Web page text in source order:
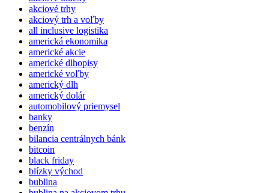
akciové trhy
akciový trh a voľby
all inclusive logistika
americká ekonomika
americké akcie
americké dlhopisy
americké voľby
americký dlh
americký dolár
automobilový priemysel
banky
benzín
bilancia centrálnych bánk
bitcoin
black friday
blízky východ
bublina